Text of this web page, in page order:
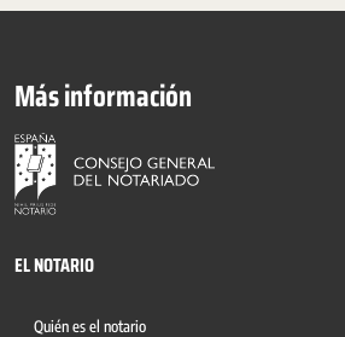
Más información
EL NOTARIO
Quién es el notario